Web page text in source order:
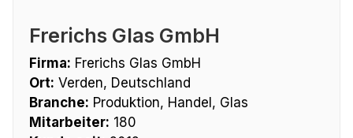
Frerichs Glas GmbH
Firma: Frerichs Glas GmbH
Ort: Verden, Deutschland
Branche: Produktion, Handel, Glas
Mitarbeiter: 180